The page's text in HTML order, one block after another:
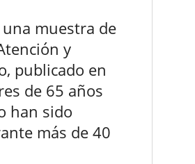
muestra de
y
publicado en
de 65 años
han sido
más de 40